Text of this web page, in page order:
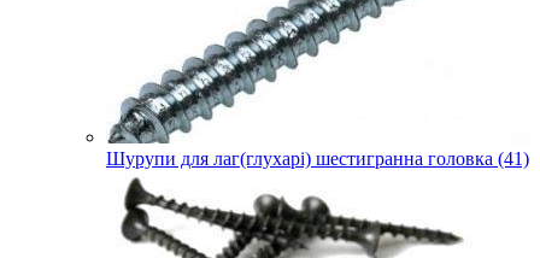
Шурупи для лаг(глухарі) шестигранна головка (41)